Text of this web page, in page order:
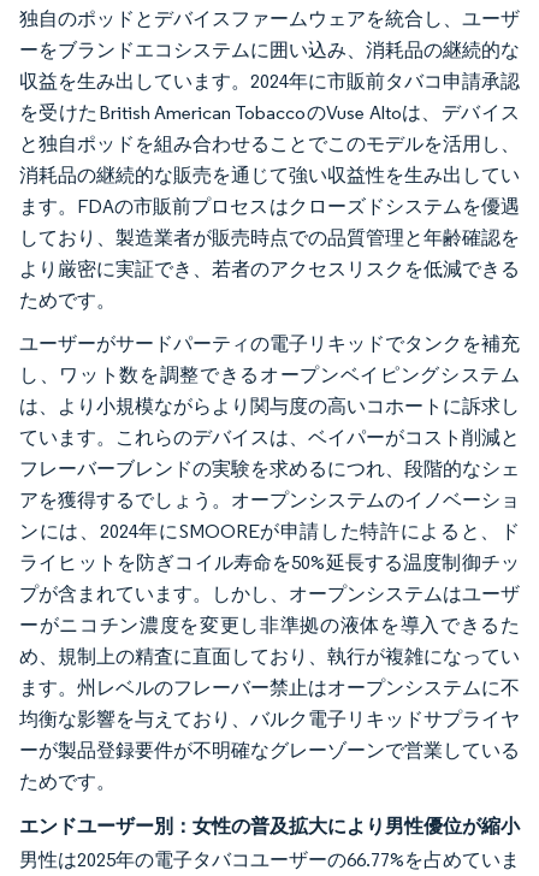
独自のポッドとデバイスファームウェアを統合し、ユーザ
ーをブランドエコシステムに囲い込み、消耗品の継続的な
収益を生み出しています。2024年に市販前タバコ申請承認
を受けたBritish American TobaccoのVuse Altoは、デバイス
と独自ポッドを組み合わせることでこのモデルを活用し、
消耗品の継続的な販売を通じて強い収益性を生み出してい
ます。FDAの市販前プロセスはクローズドシステムを優遇
しており、製造業者が販売時点での品質管理と年齢確認を
より厳密に実証でき、若者のアクセスリスクを低減できる
ためです。
ユーザーがサードパーティの電子リキッドでタンクを補充
し、ワット数を調整できるオープンベイピングシステム
は、より小規模ながらより関与度の高いコホートに訴求し
ています。これらのデバイスは、ベイパーがコスト削減と
フレーバーブレンドの実験を求めるにつれ、段階的なシェ
アを獲得するでしょう。オープンシステムのイノベーショ
ンには、2024年にSMOOREが申請した特許によると、ド
ライヒットを防ぎコイル寿命を50%延長する温度制御チッ
プが含まれています。しかし、オープンシステムはユーザ
ーがニコチン濃度を変更し非準拠の液体を導入できるた
め、規制上の精査に直面しており、執行が複雑になってい
ます。州レベルのフレーバー禁止はオープンシステムに不
均衡な影響を与えており、バルク電子リキッドサプライヤ
ーが製品登録要件が不明確なグレーゾーンで営業している
ためです。
エンドユーザー別：女性の普及拡大により男性優位が縮小
男性は2025年の電子タバコユーザーの66.77%を占めていま